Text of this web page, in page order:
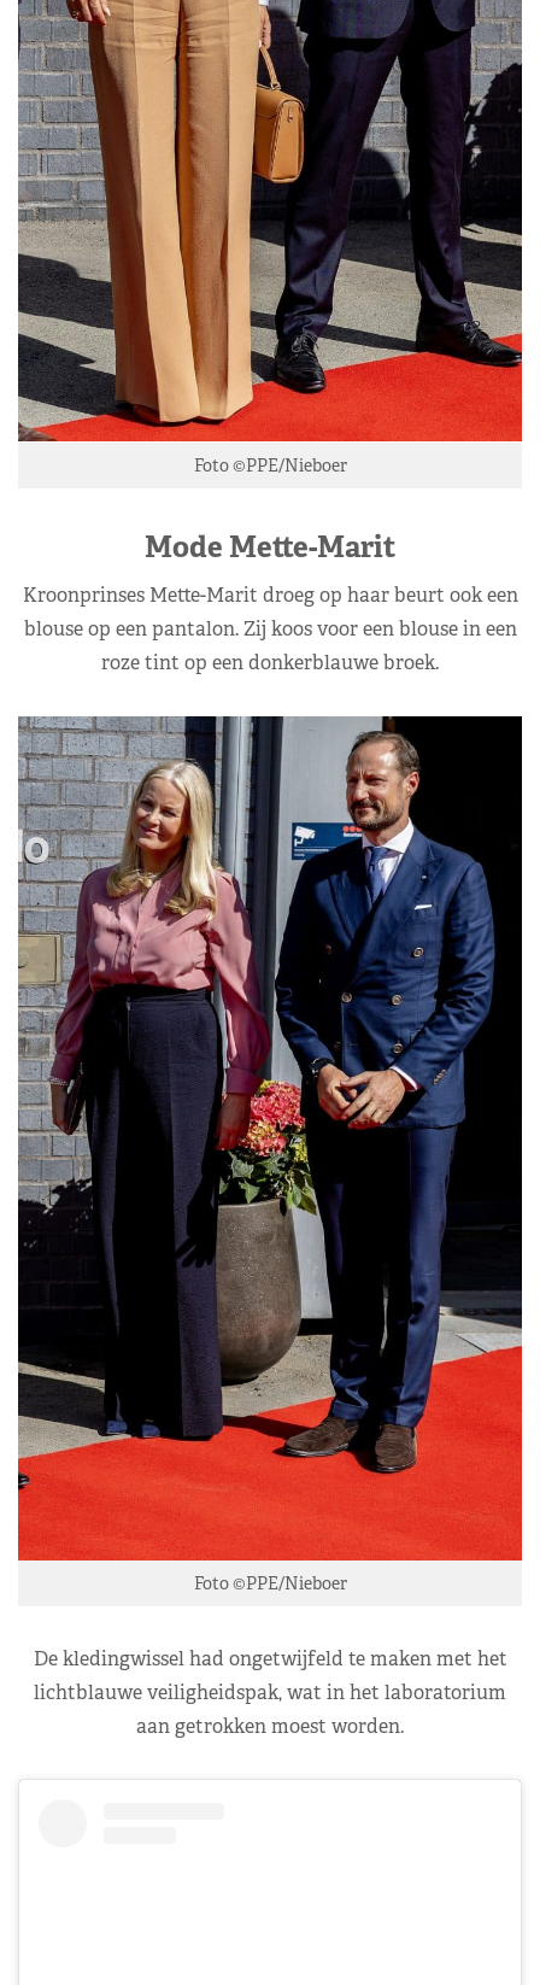
Foto ©PPE/Nieboer
Mode Mette-Marit
Kroonprinses Mette-Marit droeg op haar beurt ook een
blouse op een pantalon. Zij koos voor een blouse in een
roze tint op een donkerblauwe broek.
Foto ©PPE/Nieboer
De kledingwissel had ongetwijfeld te maken met het
lichtblauwe veiligheidspak, wat in het laboratorium
aan getrokken moest worden.